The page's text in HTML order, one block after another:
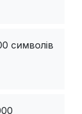
символів